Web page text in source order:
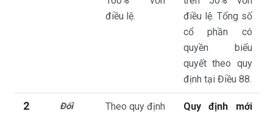
điều lệ.
điều lệ. Tổng số
cổ phần có
quyền biểu
quyết theo quy
định tại Điều 88.
2
Đối
Theo quy định
Quy định mới